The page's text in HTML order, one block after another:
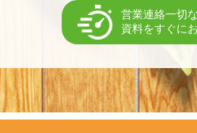
営業連絡一切
資料をすぐに